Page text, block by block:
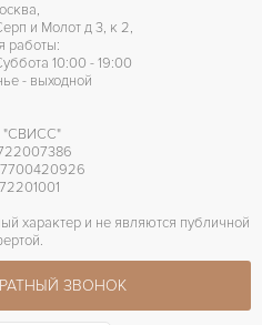
и Молот д 3, к 2,
работы:
10:00 - 19:00
- выходной
характер и не являются публичной
ЗВОНОК